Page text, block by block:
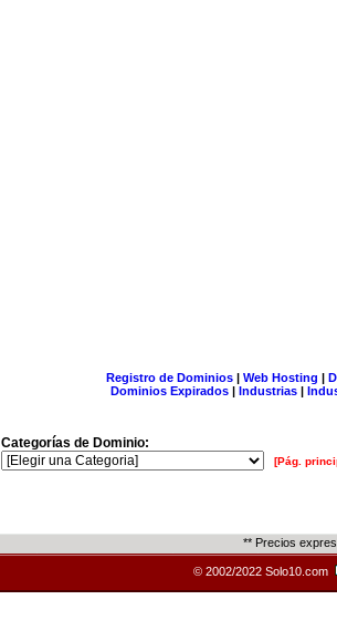
Registro de Dominios| Web Hosting |
Dominios Expirados | Industrias |
Categorías de Dominio:
[Pág.
** Precios
© 2002/2022 Solo10.com